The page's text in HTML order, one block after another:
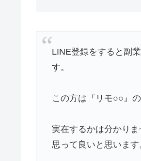
LINE登録をすると副
す。
この方は『リモ○○』
実在するかは分かり
思って良いと思います